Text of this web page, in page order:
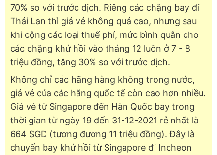
70% so với trước dịch. Riêng các chặng bay đi
Thái Lan thì giá vé không quá cao, nhưng sau
khi cộng các loại thuế phí, mức bình quân cho
các chặng khứ hồi vào tháng 12 luôn ở 7 - 8
triệu đồng, tăng 30% so với trước dịch.
Không chỉ các hãng hàng không trong nước,
giá vé của các hãng quốc tế còn cao hơn nhiều.
Giá vé từ Singapore đến Hàn Quốc bay trong
thời gian từ ngày 19 đến 31-12-2021 rẻ nhất là
664 SGD (tương đương 11 triệu đồng). Đây là
chuyến bay khứ hồi từ Singapore đi Incheon